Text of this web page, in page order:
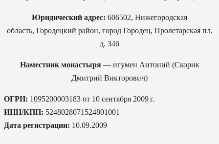
Юридический адрес: 606502, Нижегородская
область, Городецкий район, город Городец, Пролетарская пл,
д. 34б
Наместник монастыря— игумен Антоний (Скорик
Дмитрий Викторович)
ОГРН: 1095200003183 от 10 сентября 2009 г.
ИНН/КПП: 5248028071524801001
Дата регистрации: 10.09.2009